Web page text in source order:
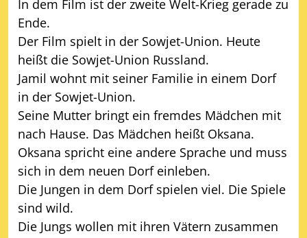
In dem Film ist der zweite Welt-Krieg gerade zu
Ende.
Der Film spielt in der Sowjet-Union. Heute
heißt die Sowjet-Union Russland.
Jamil wohnt mit seiner Familie in einem Dorf
in der Sowjet-Union.
Seine Mutter bringt ein fremdes Mädchen mit
nach Hause. Das Mädchen heißt Oksana.
Oksana spricht eine andere Sprache und muss
sich in dem neuen Dorf einleben.
Die Jungen in dem Dorf spielen viel. Die Spiele
sind wild.
Die Jungs wollen mit ihren Vätern zusammen